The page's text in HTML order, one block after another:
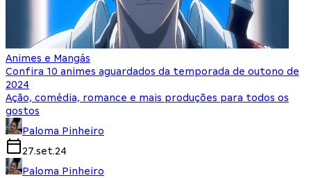
Animes e Mangás
Confira 10 animes aguardados da temporada de outono de
2024
Ação, comédia, romance e mais produções para todos os
gostos
Paloma Pinheiro
27.set.24
Paloma Pinheiro